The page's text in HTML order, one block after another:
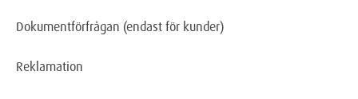
Dokumentförfrågan (endast för kunder)
Reklamation